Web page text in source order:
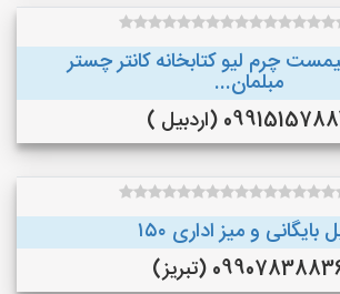
چرم لیو کتابخانه کانتر چستر
مبلمان...
(اردبیل )
بایگانی و میز اداری ۱۵۰
(تبریز)